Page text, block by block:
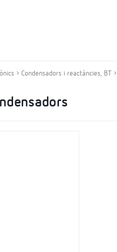
Condensadors i reactàncies, BT